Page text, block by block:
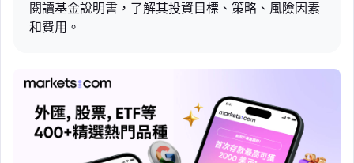
閱讀基金說明書，了解其投資目標、策略、風險因素
和費用。